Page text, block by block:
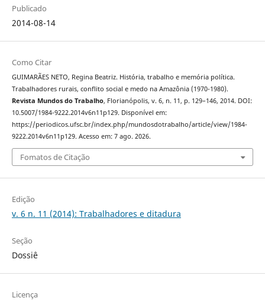
Publicado
2014-08-14
Como Citar
GUIMARÃES NETO, Regina Beatriz. História, trabalho e memória política.
Trabalhadores rurais, conflito social e medo na Amazônia (1970-1980).
Revista Mundos do Trabalho, Florianópolis, v. 6, n. 11, p. 129–146, 2014. DOI:
10.5007/1984-9222.2014v6n11p129. Disponível em:
https://periodicos.ufsc.br/index.php/mundosdotrabalho/article/view/1984-
9222.2014v6n11p129. Acesso em: 7 ago. 2026.
Fomatos de Citação
Edição
v. 6 n. 11 (2014): Trabalhadores e ditadura
Seção
Dossiê
Licença